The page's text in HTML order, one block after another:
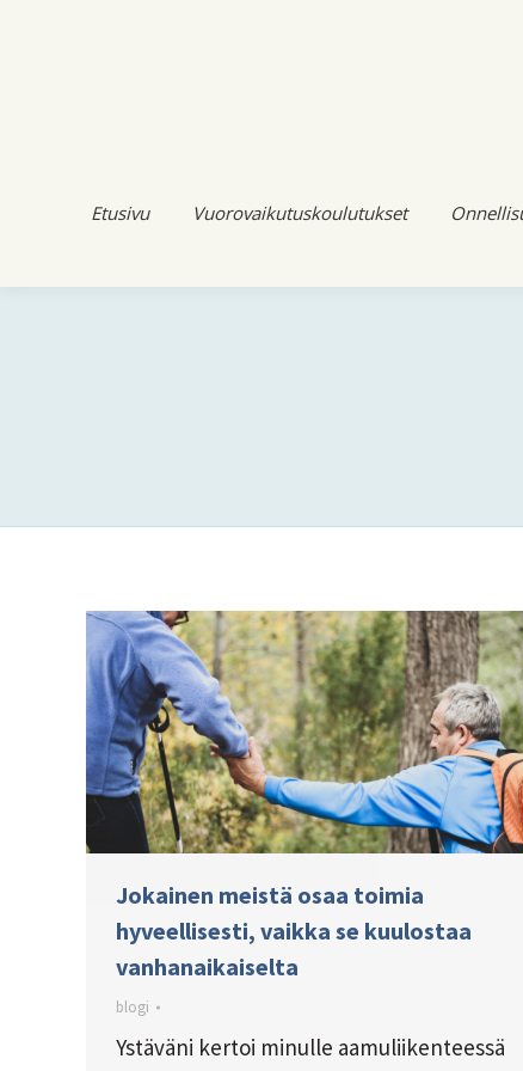
Etusivu Vuorovaikutuskoulutukset
Jokainen meistä osaa toimia
hyveellisesti, vaikka se kuulostaa
vanhanaikaiselta
blogi
Ystäväni kertoi minulle aamuliikenteessä